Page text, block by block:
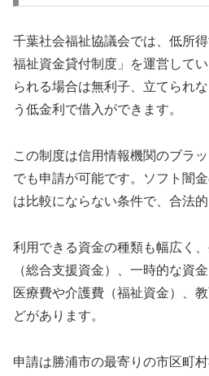
千葉社会福祉協議会では、低所
福祉資金貸付制度」を運営して
られる場合は無利子、立てられ
う低金利で借入ができます。
この制度は信用情報機関のブラ
でも申請が可能です。ソフト闇
は比較にならない条件で、合法
利用できる資金の種類も幅広く
（総合支援資金）、一時的な資
医療費や介護費（福祉資金）、
どがあります。
申請は勝浦市の最寄りの市区町